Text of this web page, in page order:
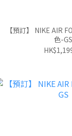
【預訂】 NIKE AIR
色-GS